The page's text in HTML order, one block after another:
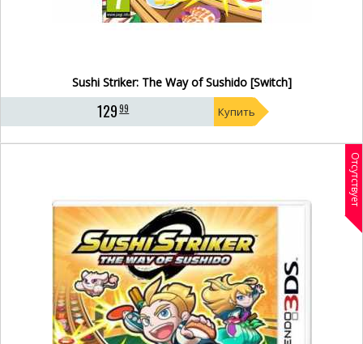
Sushi Striker: The Way of Sushido [Switch]
12999 Купить
Отсутствует